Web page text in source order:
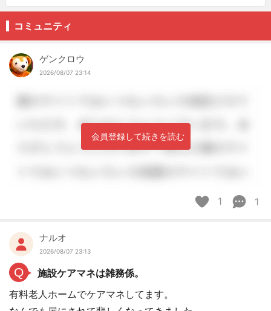
コミュニティ
ゲンクロウ
2026/08/07 23:14
会員登録して続きを読む
1 1
ナルオ
2026/08/07 23:13
Q
施設ケアマネは雑務係。
有料老人ホームでケアマネしてます。